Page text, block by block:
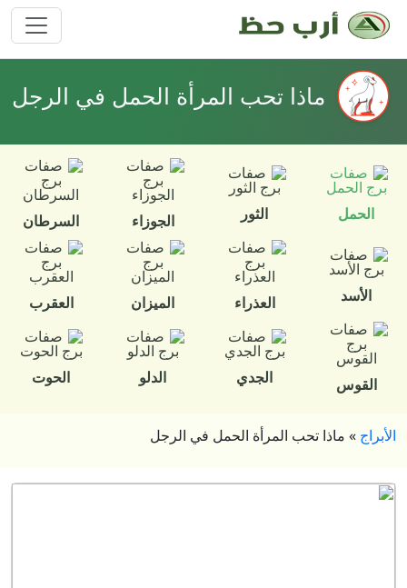
ماذا تحب المرأة الحمل في الرجل
الحمل الثور الجوزاء السرطان
الأسد العذراء الميزان العقرب
القوس الجدي الدلو الحوت
الأبراج » ماذا تحب المرأة الحمل في الرجل